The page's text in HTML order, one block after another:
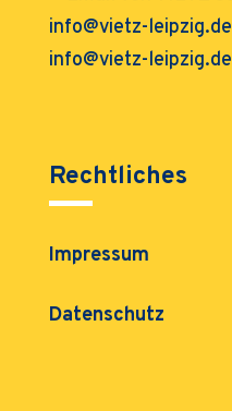
info@vietz-leipzig.de
Rechtliches
Impressum
Datenschutz